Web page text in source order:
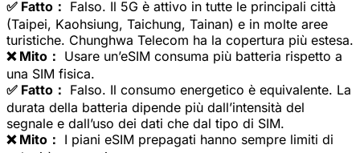
✅ Fatto： Falso. Il 5G è attivo in tutte le principali città
(Taipei, Kaohsiung, Taichung, Tainan) e in molte aree
turistiche. Chunghwa Telecom ha la copertura più estesa.
❌ Mito： Usare un’eSIM consuma più batteria rispetto a
una SIM fisica.
✅ Fatto： Falso. Il consumo energetico è equivalente. La
durata della batteria dipende più dall’intensità del
segnale e dall’uso dei dati che dal tipo di SIM.
❌ Mito： I piani eSIM prepagati hanno sempre limiti di